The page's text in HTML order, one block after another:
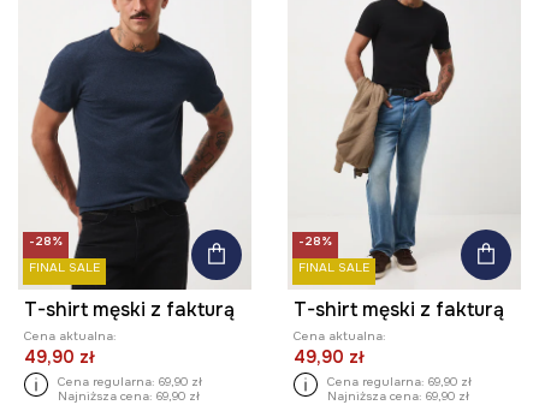
-28%
FINAL SALE
T-shirt męski z fakturą
Cena aktualna:
49,90 zł
Cena regularna: 69,90 zł
Najniższa cena: 69,90 zł
-28%
FINAL SALE
T-shirt męski z fakturą
Cena aktualna:
49,90 zł
Cena regularna: 69,90 zł
Najniższa cena: 69,90 zł